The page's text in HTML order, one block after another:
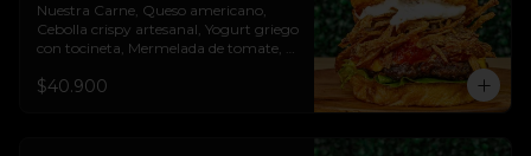
Nuestra Carne, Queso americano,
Cebolla crispy artesanal, Yogurt griego
con tocineta, Mermelada de tomate,
premium. Incluye papas rústicas a la
$40.900